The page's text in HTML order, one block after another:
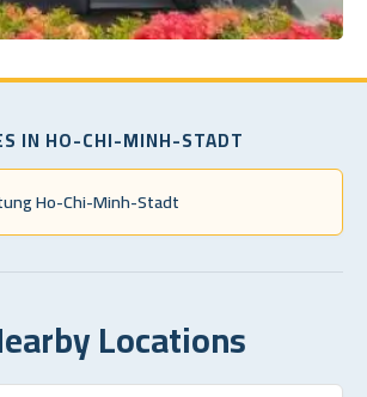
IN HO-CHI-MINH-STADT
Ho-Chi-Minh-Stadt
Locations